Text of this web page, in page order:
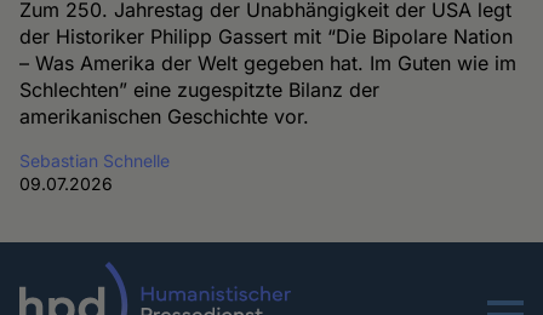
Zum 250. Jahrestag der Unabhängigkeit der USA legt
der Historiker Philipp Gassert mit “Die Bipolare Nation
– Was Amerika der Welt gegeben hat. Im Guten wie im
Schlechten” eine zugespitzte Bilanz der
amerikanischen Geschichte vor.
Sebastian Schnelle
09.07.2026